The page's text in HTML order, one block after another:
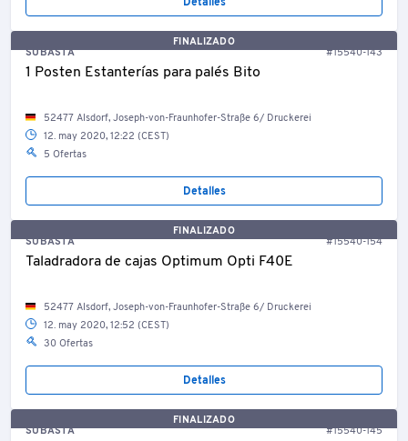
FINALIZADO
SUBASTA
#15540-143
1 Posten Estanterías para palés Bito
52477 Alsdorf, Joseph-von-Fraunhofer-Straße 6/ Druckerei
12. may 2020, 12:22 (CEST)
5 Ofertas
Detalles
FINALIZADO
SUBASTA
#15540-154
Taladradora de cajas Optimum Opti F40E
52477 Alsdorf, Joseph-von-Fraunhofer-Straße 6/ Druckerei
12. may 2020, 12:52 (CEST)
30 Ofertas
Detalles
FINALIZADO
SUBASTA
#15540-145